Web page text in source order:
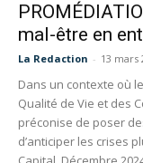
mal-être en
La Redaction - 13 mars
Dans un contexte où
Qualité de Vie et des
préconise de poser
d’anticiper les crises